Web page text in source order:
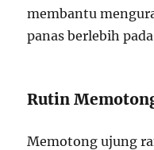
membantu
panas berlebih
Rutin
Memotong ujung